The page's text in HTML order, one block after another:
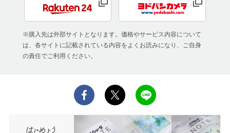
※購入先は外部サイトとなります。価格やサービス内容について
は、各サイトに記載されている内容をよくお読みになり、ご自身
の責任でご利用ください。